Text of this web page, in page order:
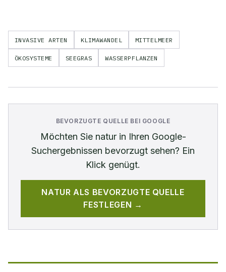
INVASIVE ARTEN KLIMAWANDEL MITTELMEER
ÖKOSYSTEME SEEGRAS WASSERPFLANZEN
BEVORZUGTE QUELLE BEI GOOGLE
Möchten Sie naturin Ihren Google-
Suchergebnissen bevorzugt sehen? Ein
Klick genügt.
NATUR ALS BEVORZUGTE QUELLE
FESTLEGEN →